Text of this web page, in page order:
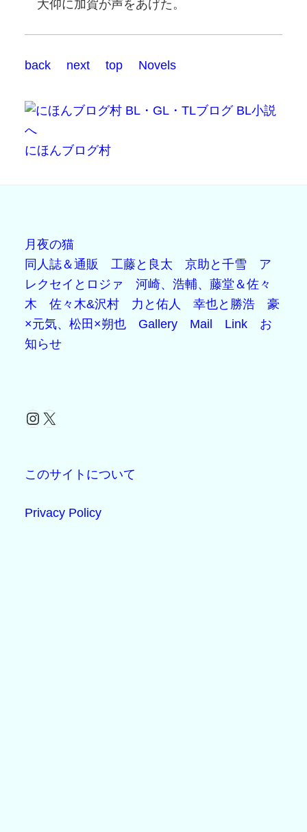
大仰に加賀が声をあげた。
back next top Novels
にほんブログ村
月夜の猫
同人誌＆通販
工藤と良太 京助と千雪
ア
レクセイとロジァ
河崎、浩輔、藤堂＆佐々
木
佐々木&沢村 力と佑人 幸也と勝浩
豪
×元気、松田×朔也
Gallery Mail Link
お
知らせ
Instagram
X
このサイトについて
Privacy Policy